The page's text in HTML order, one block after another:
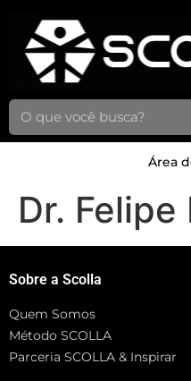
Área
Dr. Felipe
Sobre a Scolla
Quem Somos
Método SCOLLA
Parceria SCOLLA & Inspirar